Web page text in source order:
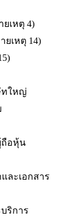
เหตุ 4)
เหตุ 14)
ทใหญ่
ถือหุ้น
ละเอกสาร
ริการ